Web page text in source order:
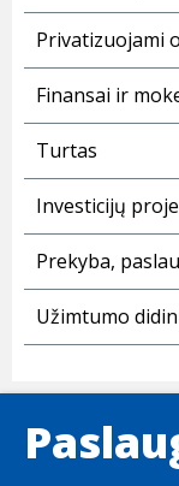
Privatizuojami
Finansai ir
Turtas
Investicijų
Prekyba,
Užimtumo